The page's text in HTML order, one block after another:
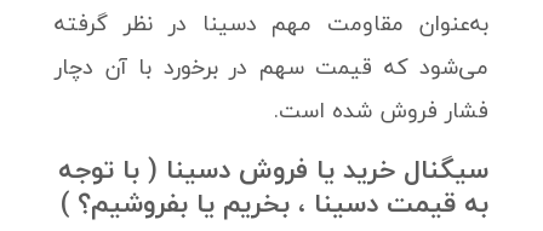
به‌عنوان مقاومت مهم دسینا در نظر گرفته
می‌شود که قیمت سهم در برخورد با آن دچار
فشار فروش شده است.
سیگنال خرید یا فروش دسینا ( با توجه
به قیمت دسینا ، بخریم یا بفروشیم؟ )